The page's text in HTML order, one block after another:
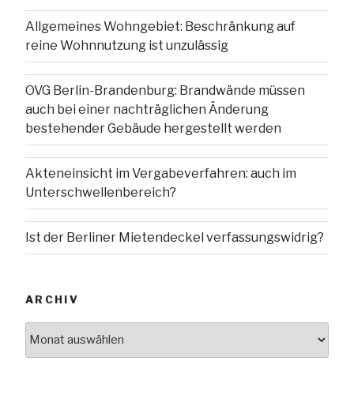
Allgemeines Wohngebiet: Beschränkung auf
reine Wohnnutzung ist unzulässig
OVG Berlin-Brandenburg: Brandwände müssen
auch bei einer nachträglichen Änderung
bestehender Gebäude hergestellt werden
Akteneinsicht im Vergabeverfahren: auch im
Unterschwellenbereich?
Ist der Berliner Mietendeckel verfassungswidrig?
ARCHIV